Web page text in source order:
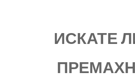
ИСКАТЕ